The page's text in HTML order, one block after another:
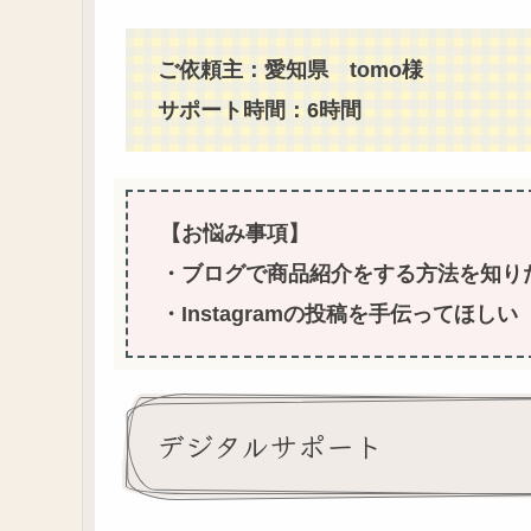
ご依頼主：愛知県 tomo様
サポート時間：6時間
【お悩み事項】
・ブログで商品紹介をする方法を知り
・Instagramの投稿を手伝ってほしい
デジタルサポート